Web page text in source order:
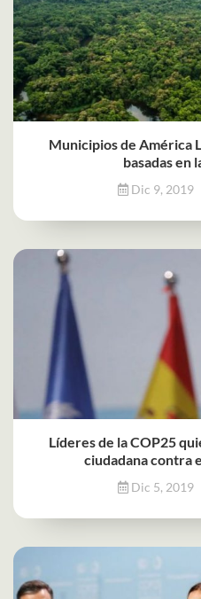
Municipios de América
basadas en
Dic 9, 2019
Líderes de la COP25
ciudadana contra
Dic 5, 2019